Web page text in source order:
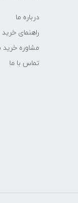
درباره ما
راهنمای خرید
مشاوره
تماس با ما